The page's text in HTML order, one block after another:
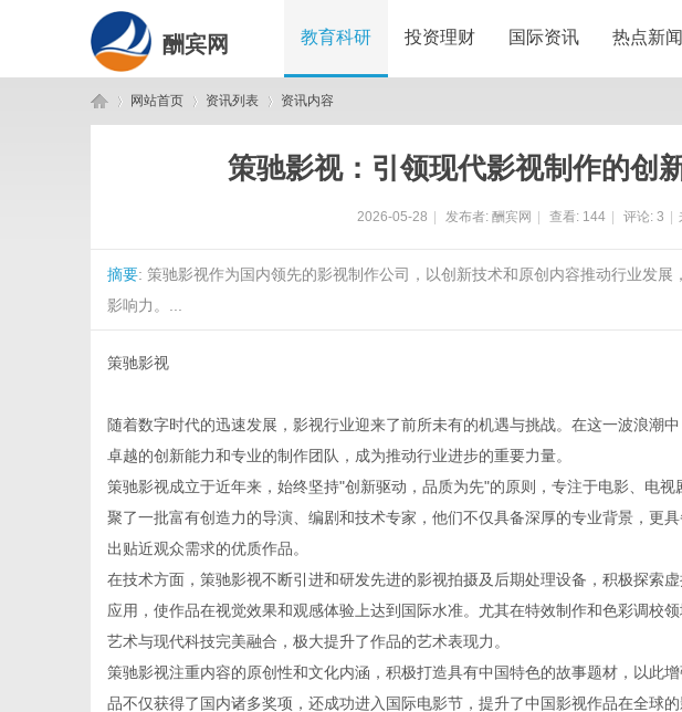
酬宾网 教育科研 投资理财 国际资讯 热点新闻
网站首页 资讯列表 资讯内容
策驰影视：引领现代影视制作的创
2026-05-28 发布者: 酬宾网 查看: 144 评论: 3
摘要: 策驰影视作为国内领先的影视制作公司，以创新技术和原创内容推动行业发
影响力。...
策驰影视
随着数字时代的迅速发展，影视行业迎来了前所未有的机遇与挑战。在这一波浪潮
卓越的创新能力和专业的制作团队，成为推动行业进步的重要力量。
策驰影视成立于近年来，始终坚持"创新驱动，品质为先"的原则，专注于电影、电
聚了一批富有创造力的导演、编剧和技术专家，他们不仅具备深厚的专业背景，更
出贴近观众需求的优质作品。
在技术方面，策驰影视不断引进和研发先进的影视拍摄及后期处理设备，积极探索
应用，使作品在视觉效果和观感体验上达到国际水准。尤其在特效制作和色彩调校
艺术与现代科技完美融合，极大提升了作品的艺术表现力。
策驰影视注重内容的原创性和文化内涵，积极打造具有中国特色的故事题材，以此
品不仅获得了国内诸多奖项，还成功进入国际电影节，提升了中国影视作品在全球的